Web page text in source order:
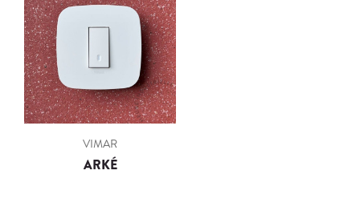
VIMAR
ARKÉ